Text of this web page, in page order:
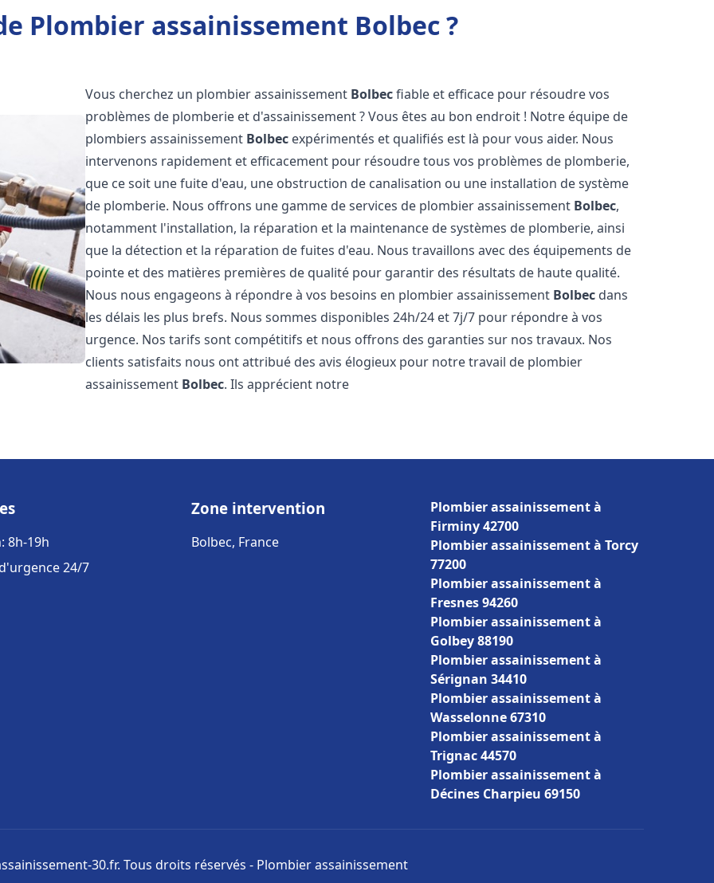
Plombier assainissement Bolbec ?
Vous cherchez un plombier assainissement Bolbecfiable et efficace pour résoudre vos
problèmes de plomberie et d'assainissement ? Vous êtes au bon endroit ! Notre équipe de
plombiers assainissement Bolbec expérimentés et qualifiés est là pour vous aider. Nous
intervenons rapidement et efficacement pour résoudre tous vos problèmes de plomberie,
que ce soit une fuite d'eau, une obstruction de canalisation ou une installation de système
de plomberie. Nous offrons une gamme de services de plombier assainissement Bolbec,
notamment l'installation, la réparation et la maintenance de systèmes de plomberie, ainsi
que la détection et la réparation de fuites d'eau. Nous travaillons avec des équipements de
pointe et des matières premières de qualité pour garantir des résultats de haute qualité.
Nous nous engageons à répondre à vos besoins en plombier assainissement Bolbec dans
les délais les plus brefs. Nous sommes disponibles 24h/24 et 7j/7 pour répondre à vos
urgence. Nos tarifs sont compétitifs et nous offrons des garanties sur nos travaux. Nos
clients satisfaits nous ont attribué des avis élogieux pour notre travail de plombier
assainissement Bolbec. Ils apprécient notre
8h-19h
24/7
Zone intervention
Bolbec, France
Plombier assainissement à
Firminy 42700
Plombier assainissement à Torcy
77200
Plombier assainissement à
Fresnes 94260
Plombier assainissement à
Golbey 88190
Plombier assainissement à
Sérignan 34410
Plombier assainissement à
Wasselonne 67310
Plombier assainissement à
Trignac 44570
Plombier assainissement à
Décines Charpieu 69150
30.fr. Tous droits réservés - Plombier assainissement